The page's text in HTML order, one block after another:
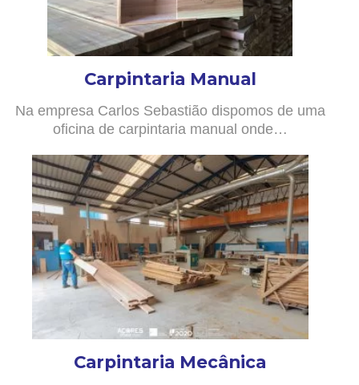
Carpintaria Manual
Na empresa Carlos Sebastião dispomos de uma
oficina de carpintaria manual onde…
Carpintaria Mecânica